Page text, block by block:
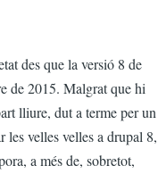
des que la versió 8 de
de 2015. Malgrat que hi
lliure, dut a terme per un
les velles velles a drupal 8,
a més de, sobretot,